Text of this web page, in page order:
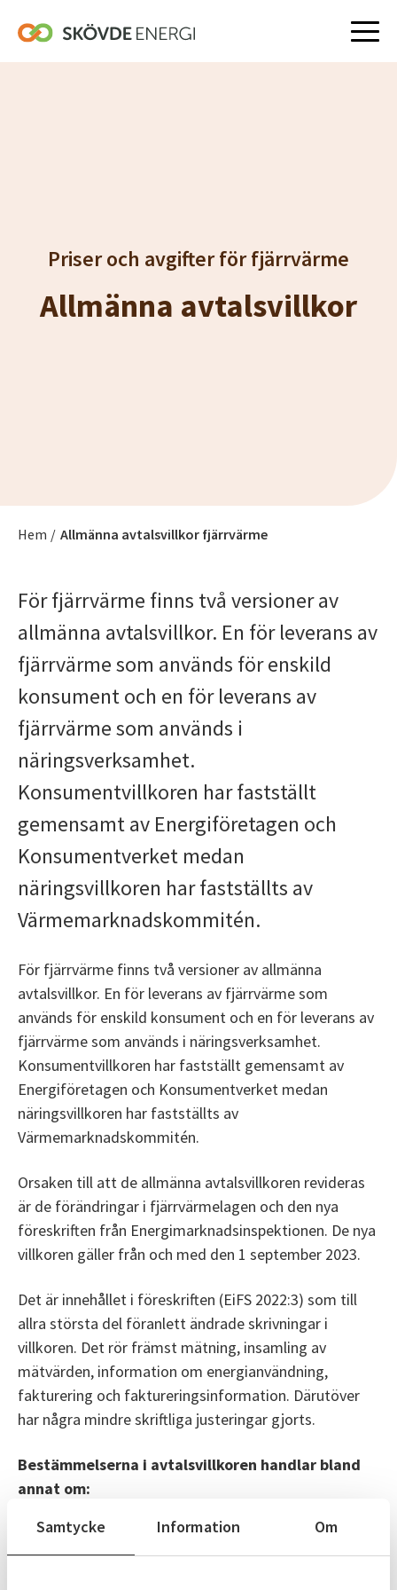
Samtycke Information Om
Priser och avgifter för fjärrvärme
Allmänna avtalsvillkor
Hem / Allmänna avtalsvillkor fjärrvärme
För fjärrvärme finns två versioner av
allmänna avtalsvillkor. En för leverans av
fjärrvärme som används för enskild
konsument och en för leverans av
fjärrvärme som används i
näringsverksamhet.
Konsumentvillkoren har fastställt
gemensamt av Energiföretagen och
Konsumentverket medan
näringsvillkoren har fastställts av
Värmemarknadskommitén.
För fjärrvärme finns två versioner av allmänna
avtalsvillkor. En för leverans av fjärrvärme som
används för enskild konsument och en för leverans av
fjärrvärme som används i näringsverksamhet.
Konsumentvillkoren har fastställt gemensamt av
Energiföretagen och Konsumentverket medan
näringsvillkoren har fastställts av
Värmemarknadskommitén.
Orsaken till att de allmänna avtalsvillkoren revideras
är de förändringar i fjärrvärmelagen och den nya
föreskriften från Energimarknadsinspektionen. De nya
villkoren gäller från och med den 1 september 2023.
Det är innehållet i föreskriften (EiFS 2022:3) som till
allra största del föranlett ändrade skrivningar i
villkoren. Det rör främst mätning, insamling av
mätvärden, information om energianvändning,
fakturering och faktureringsinformation. Därutöver
har några mindre skriftliga justeringar gjorts.
Bestämmelserna i avtalsvillkoren handlar bland
annat om:
Leveransgränser
Mätning, insamling av mätvärden